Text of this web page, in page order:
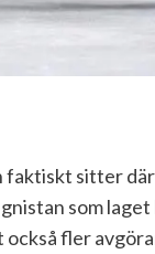
sitter där
som
fler